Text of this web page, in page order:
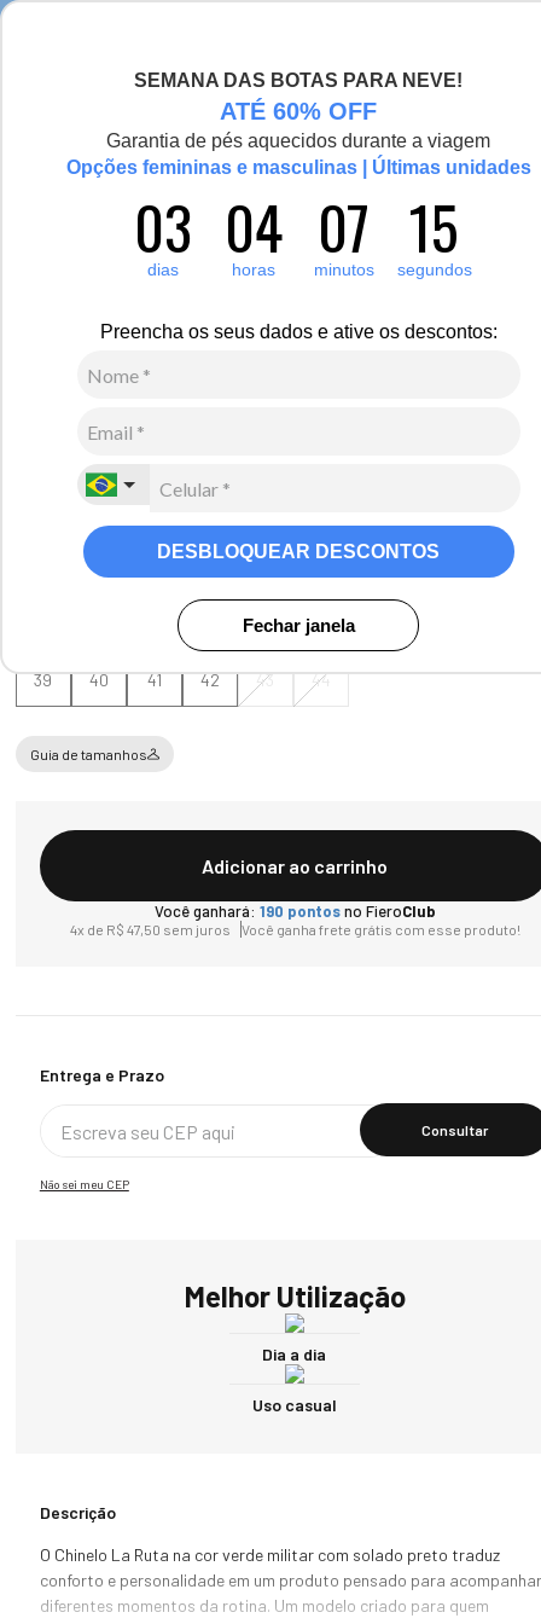
SEMANA DAS BOTAS PARA NEVE!
ATÉ 60% OFF
Garantia de pés aquecidos durante a viagem
Opções femininas e masculinas | Últimas unidades
03
dias 04
horas 07
minutos 15
segundos
Preencha os seus dados e ative os descontos:
DESBLOQUEAR DESCONTOS
Fechar janela
Calçados Chinelos e sandálias
,50sem juros
(5% OFF no PIX/Boleto)
39 40 41 42 43 44
Guia de tamanhos
Adicionar ao carrinho
Você ganhará: 190 pontosno FieroClub
4x de R$ 47,50 sem juros Você ganha frete grátis com esse produto!
Não sei meu CEP
Calcular O Frete
Melhor Utilização
Dia a dia
Uso casual
Descrição
O Chinelo La Ruta na cor verde militar com solado preto traduz
conforto e personalidade em um produto pensado para acompanhar
diferentes momentos da rotina. Um modelo criado para quem